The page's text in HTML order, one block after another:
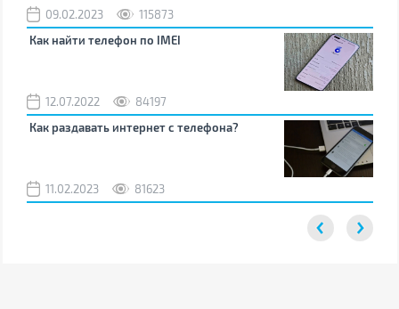
09.02.2023
115873
Как найти телефон по IMEI
12.07.2022
84197
Как раздавать интернет с телефона?
11.02.2023 81623